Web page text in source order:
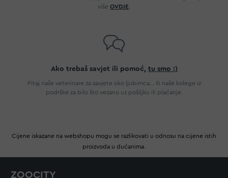
više OVDJE
Ako trebaš savjet ili pomoć, tu smo :)
Pitaj naše veterinare za savjete oko ljubimca... Ili naše kolege iz
podrške za bilo što vezano uz pošiljku ili plaćanje.
Cijene iskazane na webshopu mogu se razlikovati u odnosu na cijene istih
proizvoda u dućanima.
ZOOCITY